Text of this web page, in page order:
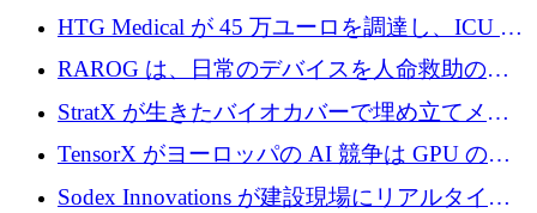
認可
HTG Medical が 45 万ユーロを調達し、ICU の
尿モニタリングを自動化するための MDR 認
証を獲得
RAROG は、日常のデバイスを人命救助の救
助ビーコンに変えるために 16 万 2,000 ユーロ
StratX が生きたバイオカバーで埋め立てメタ
ン対策に 119 万ドルを調達
TensorX がヨーロッパの AI 競争は GPU の所
有者によって決まると考える理由
Sodex Innovations が建設現場にリアルタイム